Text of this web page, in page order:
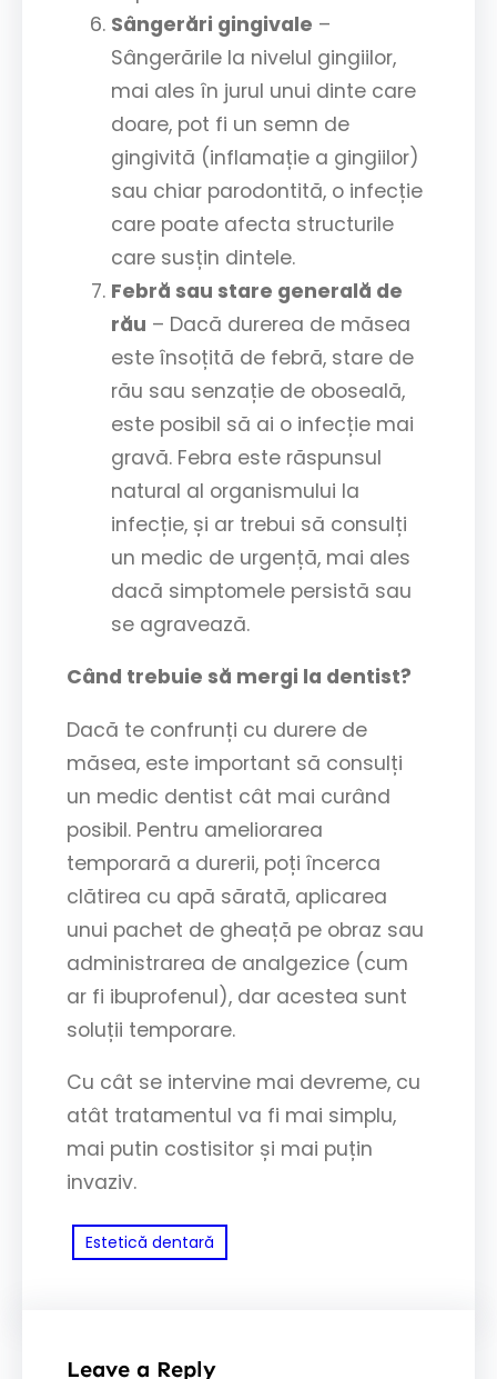
Sângerări gingivale –
Sângerările la nivelul gingiilor,
mai ales în jurul unui dinte care
doare, pot fi un semn de
gingivită (inflamație a gingiilor)
sau chiar parodontită, o infecție
care poate afecta structurile
care susțin dintele.
Febră sau stare generală de
rău – Dacă durerea de măsea
este însoțită de febră, stare de
rău sau senzație de oboseală,
este posibil să ai o infecție mai
gravă. Febra este răspunsul
natural al organismului la
infecție, și ar trebui să consulți
un medic de urgență, mai ales
dacă simptomele persistă sau
se agravează.
Când trebuie să mergi la dentist?
Dacă te confrunți cu durere de
măsea, este important să consulți
un medic dentist cât mai curând
posibil. Pentru ameliorarea
temporară a durerii, poți încerca
clătirea cu apă sărată, aplicarea
unui pachet de gheață pe obraz sau
administrarea de analgezice (cum
ar fi ibuprofenul), dar acestea sunt
soluții temporare.
Cu cât se intervine mai devreme, cu
atât tratamentul va fi mai simplu,
mai putin costisitor și mai puțin
invaziv.
Estetică dentară
Leave a Reply